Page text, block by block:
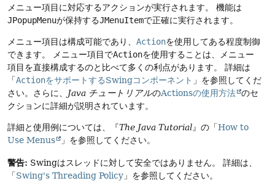
メニュー項目に対応するアクションが実行されます。
機能は
JPopupMenuが保持するJMenuItemで正確に実行されます。
メニュー項目は構成可能であり、 Actionを使用してある程度制御
できます。
メニュー項目でActionを使用することは、メニュー
項目を直接構成するのと比べて多くの利点があります。
詳細は
「ActionをサポートするSwingコンポーネント 」を参照してくだ
さい。さらに、 Java チュートリアルのActionsの使用方法 のセ
クションに詳細が説明されています。
詳細と使用例については、『The Java Tutorial』の「How to
Use Menus
」を参照してください。
警告: Swingはスレッドに対して安全ではありません。
詳細は、
「Swing's Threading Policy 」を参照してください。